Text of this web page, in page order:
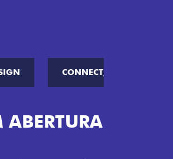
CONNECT////ME